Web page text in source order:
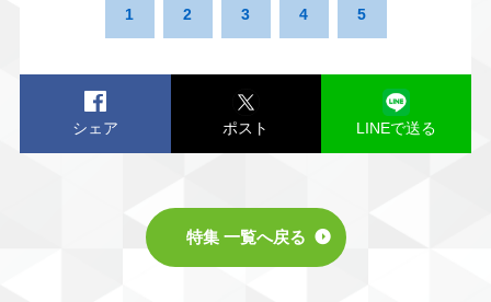
1 2 3 4 5
シェア ポスト LINEで送る
特集 一覧へ戻る